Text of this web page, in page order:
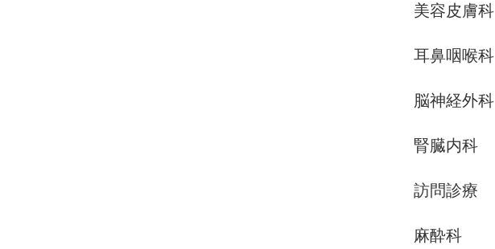
美容皮膚科
耳鼻咽喉科
脳神経外科
腎臓内科
訪問診療
麻酔科